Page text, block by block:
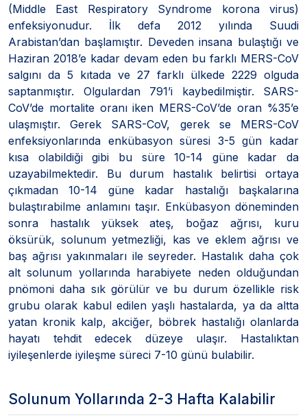
(Middle East Respiratory Syndrome korona virus)
enfeksiyonudur. İlk defa 2012 yılında Suudi
Arabistan’dan başlamıştır. Deveden insana bulaştığı ve
Haziran 2018’e kadar devam eden bu farklı MERS-CoV
salgını da 5 kıtada ve 27 farklı ülkede 2229 olguda
saptanmıştır. Olgulardan 791’i kaybedilmiştir. SARS-
CoV’de mortalite oranı iken MERS-CoV’de oran %35’e
ulaşmıştır. Gerek SARS-CoV, gerek se MERS-CoV
enfeksiyonlarında enkübasyon süresi 3-5 gün kadar
kısa olabildiği gibi bu süre 10-14 güne kadar da
uzayabilmektedir. Bu durum hastalık belirtisi ortaya
çıkmadan 10-14 güne kadar hastalığı başkalarına
bulaştırabilme anlamını taşır. Enkübasyon döneminden
sonra hastalık yüksek ateş, boğaz ağrısı, kuru
öksürük, solunum yetmezliği, kas ve eklem ağrısı ve
baş ağrısı yakınmaları ile seyreder. Hastalık daha çok
alt solunum yollarında harabiyete neden olduğundan
pnömoni daha sık görülür ve bu durum özellikle risk
grubu olarak kabul edilen yaşlı hastalarda, ya da altta
yatan kronik kalp, akciğer, böbrek hastalığı olanlarda
hayatı tehdit edecek düzeye ulaşır. Hastalıktan
iyileşenlerde iyileşme süreci 7-10 günü bulabilir.
Solunum Yollarında 2-3 Hafta Kalabilir